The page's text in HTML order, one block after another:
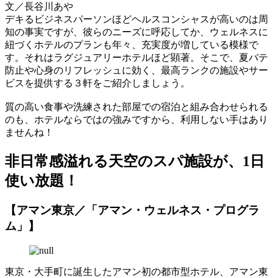
文／長谷川あや
デキるビジネスパーソンほどヘルスコンシャスが高いのは周
知の事実ですが、彼らのニーズに呼応してか、ウェルネスに
紐づくホテルのプランも年々、充実度が増している模様で
す。それはラグジュアリーホテルほど顕著。そこで、夏バテ
防止や心身のリフレッシュに効く、最高ランクの施設やサー
ビスを提供する３軒をご紹介しましょう。
質の高い食事や洗練された部屋での宿泊と組み合わせられる
のも、ホテルならではの強みですから、利用しない手はあり
ませんね！
非日常感溢れる天空のスパ施設が、1日
使い放題！
【アマン東京／「アマン・ウェルネス・プログラ
ム」】
東京・大手町に誕生したアマン初の都市型ホテル、アマン東